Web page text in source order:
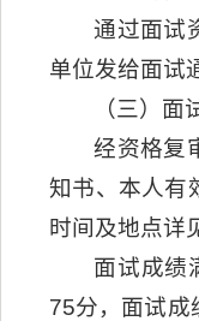
通过面试
单位发给面试
（三）面
经资格复
知书、本人有
时间及地点详
面试成绩
75分，面试成